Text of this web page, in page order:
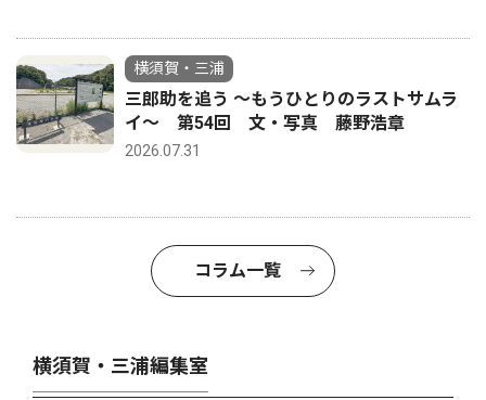
横須賀・三浦
三郎助を追う 〜もうひとりのラストサムラ
イ〜 第54回 文・写真 藤野浩章
2026.07.31
コラム一覧
横須賀・三浦編集室